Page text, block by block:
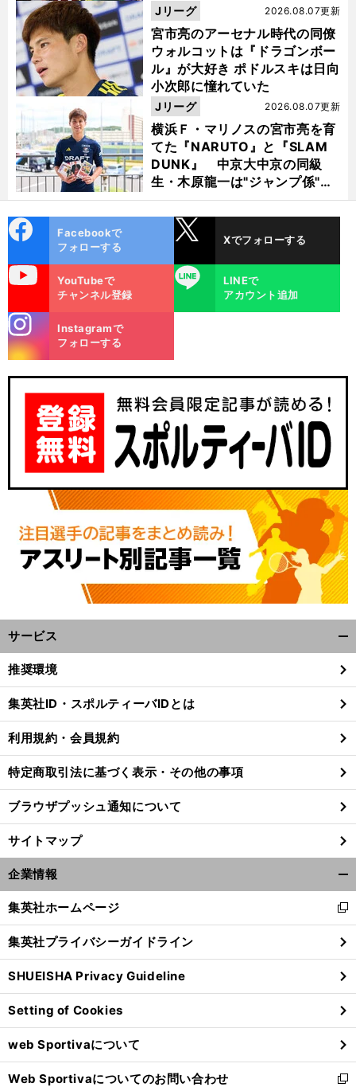
へ
宮市亮のアーセナル時代の同僚
ウォルコットは『ドラゴンボー
ル』が大好き ポドルスキは日向
小次郎に憧れていた
2026.08.07更新
Jリーグ
横浜Ｆ・マリノスの宮市亮を育
てた『NARUTO』と『SLAM
DUNK』 中京大中京の同級
生・木原龍一は"ジャンプ係"だ
った
2026.08.07更新
Jリーグ
ok
Facebookで
フォローする
Xでフォローする
YouTubeで
チャンネル登録
LINE
LINEで
アカウント追加
m
Instagramで
フォローする
サービス
閉
る
推奨環境
集英社ID・スポルティーバIDとは
利用規約・会員規約
特定商取引法に基づく表示・その他の事項
ブラウザプッシュ通知について
サイトマップ
企業情報
閉
る
集英社ホームページ
新
し
い
ウ
ィ
ン
ド
ウ
で
開
く
集英社プライバシーガイドライン
SHUEISHA Privacy Guideline
Setting of Cookies
web Sportivaについて
Web Sportivaについてのお問い合わせ
新